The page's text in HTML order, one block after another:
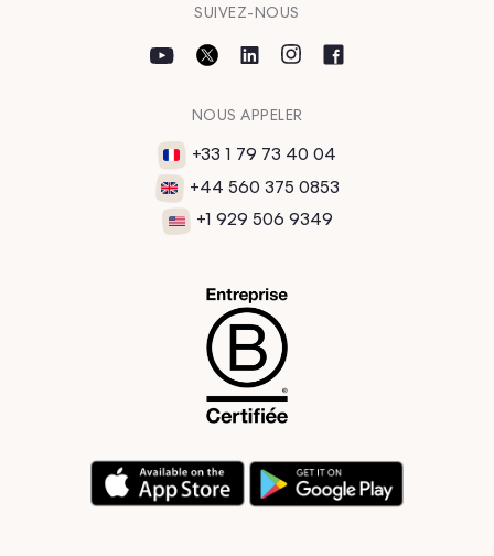
SUIVEZ-NOUS
NOUS APPELER
+33 1 79 73 40 04
+44 560 375 0853
+1 929 506 9349